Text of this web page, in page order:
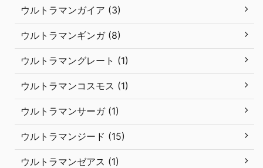
ウルトラマンガイア (3)
ウルトラマンギンガ (8)
ウルトラマングレート (1)
ウルトラマンコスモス (1)
ウルトラマンサーガ (1)
ウルトラマンジード (15)
ウルトラマンゼアス (1)